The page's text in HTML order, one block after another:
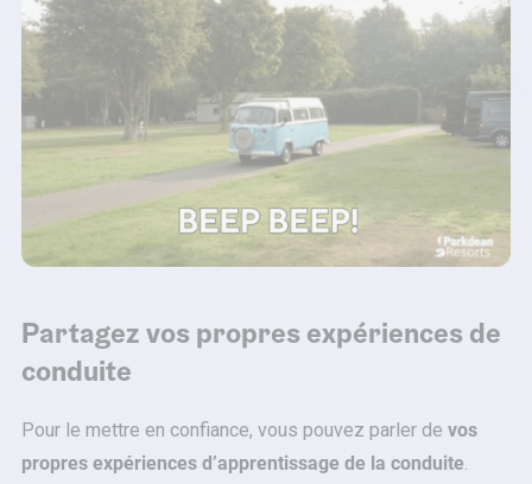
Partagez vos propres expériences de
conduite
Pour le mettre en confiance, vous pouvez parler de vos
propres expériences d’apprentissage de la conduite.